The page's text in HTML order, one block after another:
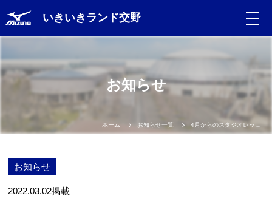
いきいきランド交野
お知らせ
ホーム お知らせ一覧
お知らせ
2022.03.02掲載